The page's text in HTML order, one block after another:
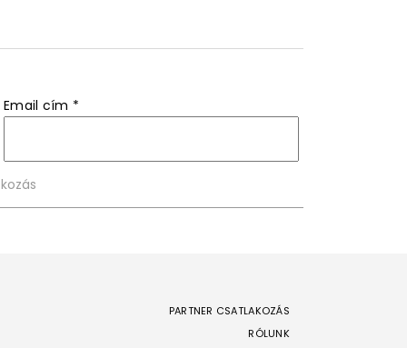
Email cím *
PARTNER CSATLAKOZÁS
RÓLUNK